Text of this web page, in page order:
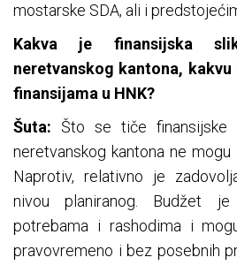
mostarske SDA, ali i
Kakva je finansijska
neretvanskog kantona,
finansijama u HNK?
Šuta: Što se tiče finansijske
neretvanskog kantona ne
Naprotiv, relativno je
nivou planiranog. Budžet je
potrebama i rashodima i
pravovremeno i bez posebnih